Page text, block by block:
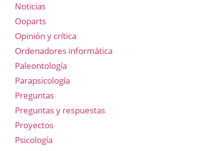
Noticias
Ooparts
Opinión y crítica
Ordenadores informática
Paleontología
Parapsicología
Preguntas
Preguntas y respuestas
Proyectos
Psicología